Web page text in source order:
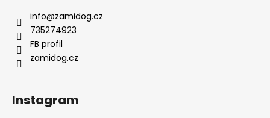
info@zamidog.cz
735274923
FB profil
zamidog.cz
Instagram